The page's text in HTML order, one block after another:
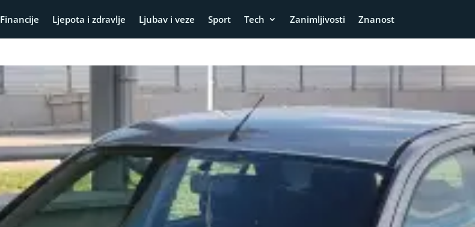
Financije Ljepota i zdravlje Ljubav i veze Sport Tech Zanimljivosti Znanost